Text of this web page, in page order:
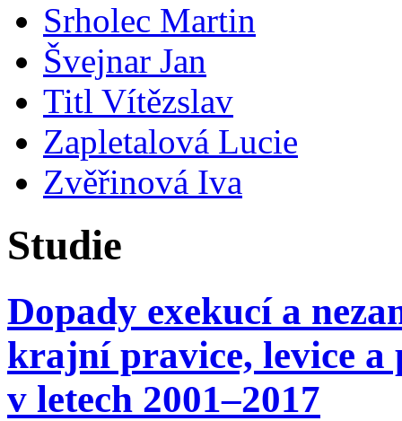
Srholec Martin
Švejnar Jan
Titl Vítězslav
Zapletalová Lucie
Zvěřinová Iva
Studie
Dopady exekucí a
krajní pravice, levice a
v letech 2001–2017